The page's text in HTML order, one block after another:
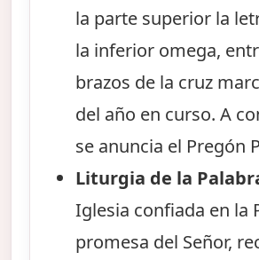
la parte superior la
la inferior omega,
brazos de la cruz
del año en curso. A
se anuncia el Pregón
Liturgia de la
Iglesia confiada en la
promesa del Señor,